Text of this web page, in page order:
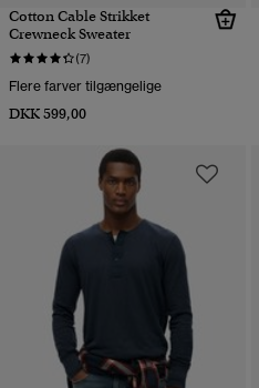
Cotton Cable Strikket
Crewneck Sweater
(7)
Flere farver tilgængelige
DKK 599,00